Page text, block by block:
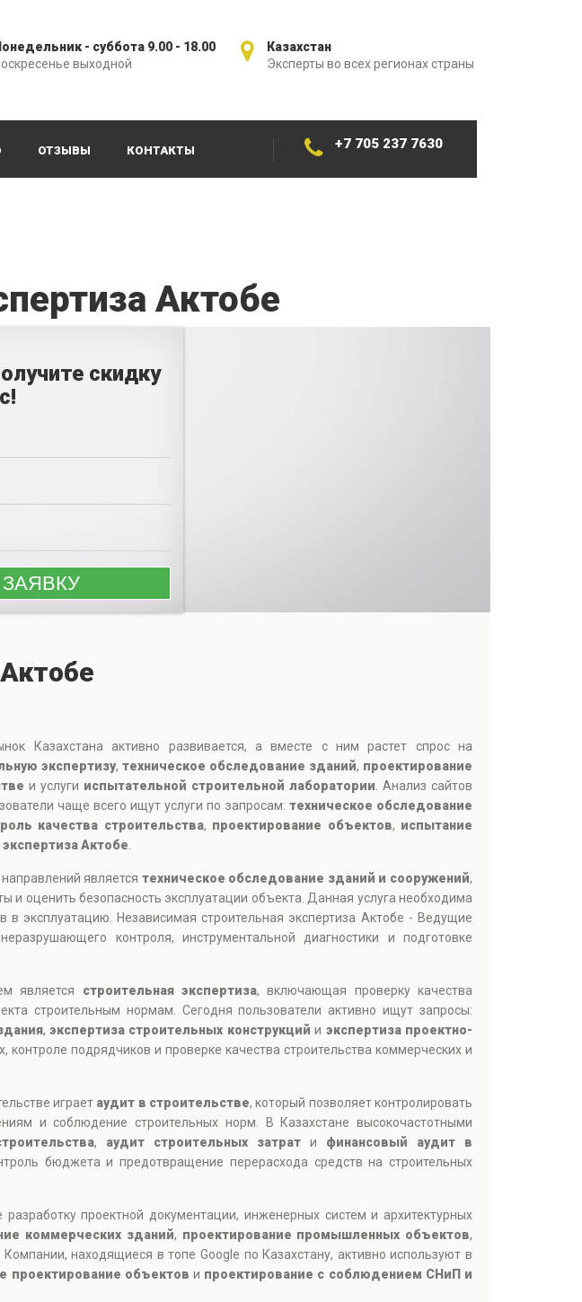
Казахстан
Эксперты во всех регионах страны
- суббота 9.00 - 18.00
выходной
ОТЗЫВЫ КОНТАКТЫ +7 705 237 7630
Актобе
скидку
Казахстана активно развивается, а вместе с ним растет спрос на
экспертизу, техническое обследование зданий, проектирование
и услуги испытательной строительной лаборатории . Анализ сайтов
чаще всего ищут услуги по запросам: техническое обследование
качества строительства, проектирование объектов, испытание
Актобе
является техническое обследование зданий и сооружений,
и оценить безопасность эксплуатации объекта. Данная услуга необходима
эксплуатацию. Независимая строительная экспертиза Актобе - Ведущие
контроля, инструментальной диагностики и подготовке
является строительная экспертиза, включающая проверку качества
строительным нормам. Сегодня пользователи активно ищут запросы:
, экспертиза строительных конструкций и экспертиза проектно-
контроле подрядчиков и проверке качества строительства коммерческих и
играет аудит в строительстве, который позволяет контролировать
и соблюдение строительных норм. В Казахстане высокочастотными
, аудит строительных затрати финансовый аудит в
бюджета и предотвращение перерасхода средств на строительных
проектной документации, инженерных систем и архитектурных
коммерческих зданий, проектирование промышленных объектов,
. Компании, находящиеся в топе Google по Казахстану, активно используют в
проектирование объектов и проектирование с соблюдением СНиП и